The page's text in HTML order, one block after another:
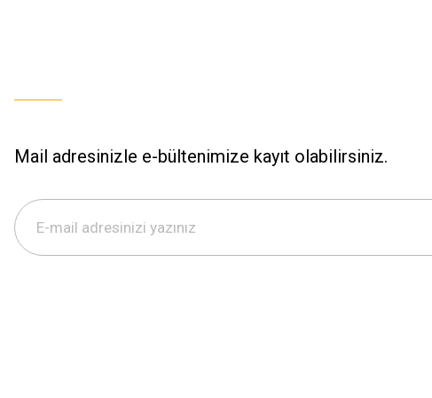
Mail adresinizle e-bültenimize kayıt olabilirsiniz.